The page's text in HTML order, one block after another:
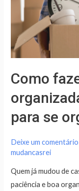
Como
para se
Deixe um comentário
mudancasrei
Quem já mudou de
paciência e boa
para
se
organizar